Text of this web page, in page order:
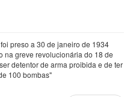
preso a 30 de janeiro de 1934
na greve revolucionária do 18 de
detentor de arma proibida e de ter
100 bombas"